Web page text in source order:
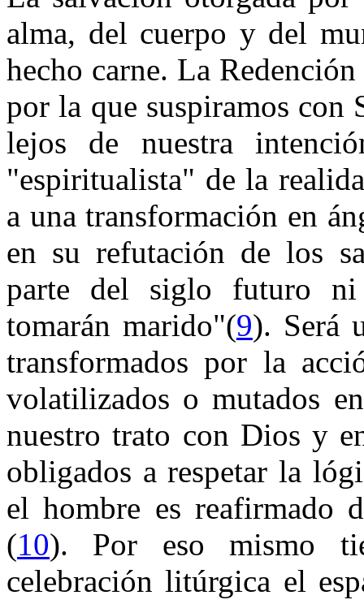
alma, del cuerpo y del
hecho carne. La
por la que suspiramos con
lejos de nuestra
"espiritualista" de la
a una transformación en
en su refutación de los
parte del siglo futuro ni
tomarán marido"(9). Será
transformados por la
volatilizados o mutados
nuestro trato con Dios y
obligados a respetar la
el hombre es reafirmado
(10). Por eso mismo
celebración litúrgica el